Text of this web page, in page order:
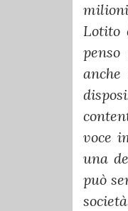
Lotito
voce
una
può